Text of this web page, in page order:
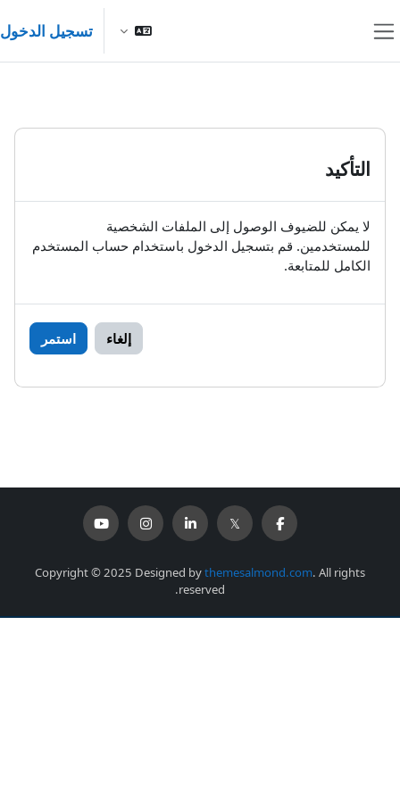
تسجيل الدخول
التأكيد
لا يمكن للضيوف الوصول إلى الملفات الشخصية
للمستخدمين. قم بتسجيل الدخول باستخدام حساب المستخدم
الكامل للمتابعة.
إلغاء استمر
Copyright © 2025 Designed bythemesalmond.com. All rights
reserved.